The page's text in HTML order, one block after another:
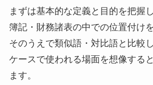
まずは基本的な定義と目的を把握
簿記・財務諸表の中での位置付け
そのうえで類似語・対比語と比較
ケースで使われる場面を想像する
ます。